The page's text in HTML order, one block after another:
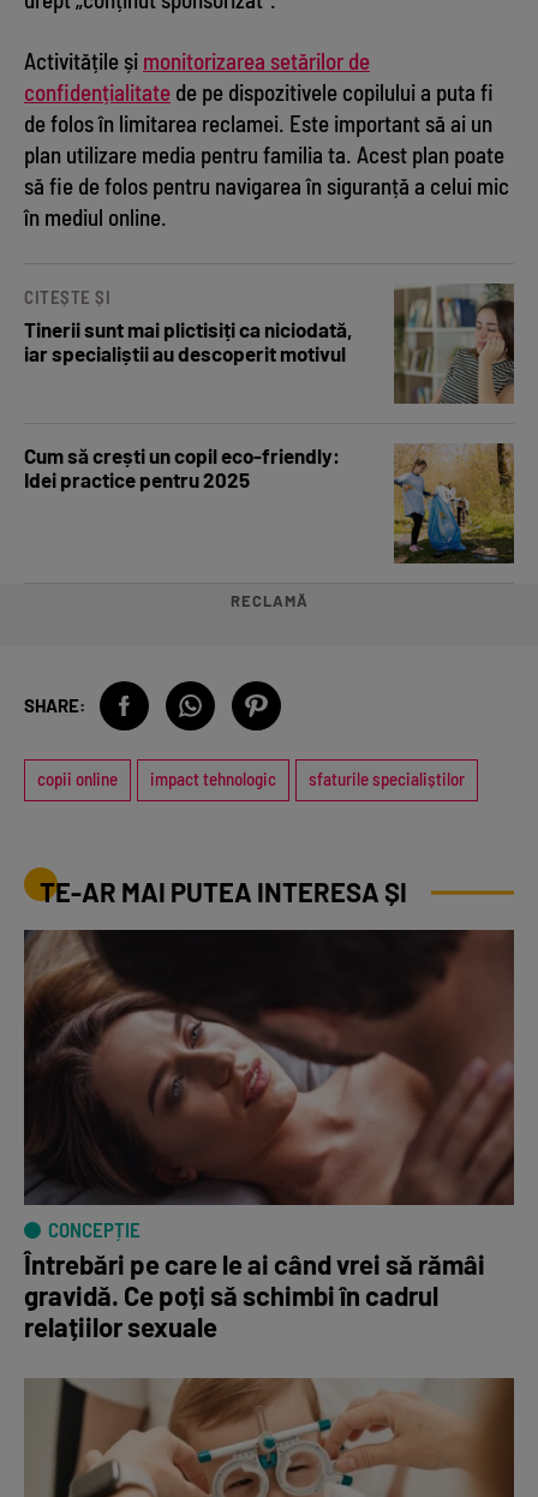
Activitățile și monitorizarea setărilor de
confidențialitate de pe dispozitivele copilului a puta fi
de folos în limitarea reclamei. Este important să ai un
plan utilizare media pentru familia ta. Acest plan poate
să fie de folos pentru navigarea în siguranță a celui mic
în mediul online.
CITEȘTE ȘI
Tinerii sunt mai plictisiți ca niciodată,
iar specialiștii au descoperit motivul
Cum să crești un copil eco-friendly:
Idei practice pentru 2025
RECLAMĂ
SHARE:
copii online impact tehnologic sfaturile specialiștilor
TE-AR MAI PUTEA INTERESA ȘI
CONCEPȚIE
Întrebări pe care le ai când vrei să rămâi
gravidă. Ce poți să schimbi în cadrul
relațiilor sexuale